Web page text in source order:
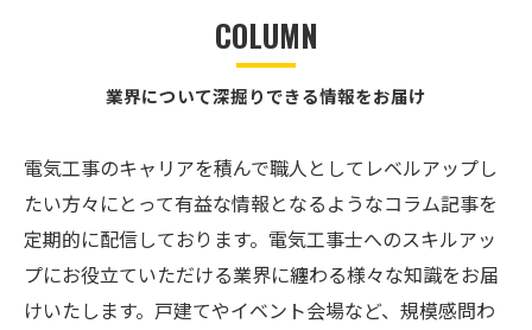
COLUMN
業界について深掘りできる情報をお届け
電気工事のキャリアを積んで職人としてレベルアップし
たい方々にとって有益な情報となるようなコラム記事を
定期的に配信しております。電気工事士へのスキルアッ
プにお役立ていただける業界に纏わる様々な知識をお届
けいたします。戸建てやイベント会場など、規模感問わ